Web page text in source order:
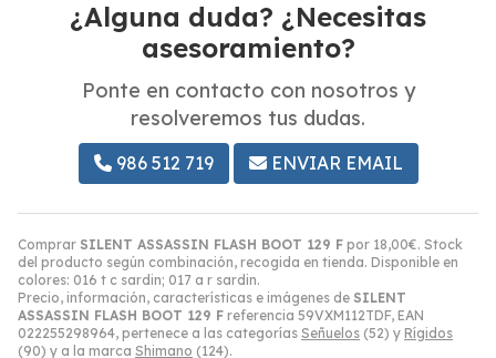
Comprar SILENT ASSASSIN FLASH BOOT 129 F por 18,00€. Stock
del producto según combinación, recogida en tienda. Disponible en
colores: 016 t c sardin; 017 a r sardin.
Precio, información, características e imágenes de SILENT
ASSASSIN FLASH BOOT 129 F referencia 59VXM112TDF, EAN
022255298964, pertenece a las categorías Señuelos (52) y Rígidos
(90) y a la marca Shimano (124).
¿Alguna duda? ¿Necesitas
asesoramiento?
Ponte en contacto con nosotros y
resolveremos tus dudas.
986 512 719 ENVIAR EMAIL